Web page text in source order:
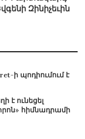
Զինիչեւին
ի պոդիումում է
է ունեցել
հիմնադրամի